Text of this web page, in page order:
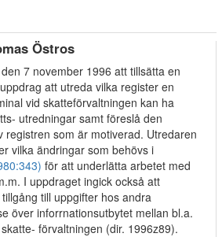
Östros
7 november 1996 att tillsätta en
att utreda vilka register en
vid skatteförvaltningen kan ha
utredningar samt föreslå den
registren som är motiverad. Utredaren
vilka ändringar som behövs i
för att underlätta arbetet med
I uppdraget ingick också att
till uppgifter hos andra
över inforrnationsutbytet mellan bl.a.
förvaltningen (dir. 1996z89).